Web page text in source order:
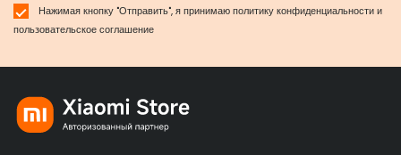
Нажимая кнопку "Отправить", я принимаюполитику конфиденциальностии
пользовательское соглашение